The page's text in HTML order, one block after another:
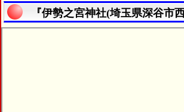
『伊勢之宮神社(埼玉県深谷市